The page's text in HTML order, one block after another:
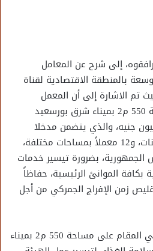
إلى شرح عن المعامل
بالمنطقة الاقتصادية لقناة
الاشارة إلى أن المعمل
الصناعي المقام على مساحة 550 م2 بميناء شرق بورسعيد
تقدر بنحو 38.250 مليون جنيه، والذي يتضمن مدخلا
خدميا، ومنطقة استقبال عينات، و12 معملاً بمساحات مختلفة،
الجمهورية، بضرورة تيسير خدمات
الموانئ الرئيسية، حفاظاً
زمن الإفراج الجمركي من أجل
بينما المعمل الغذائي/ الزراعي المقام على مساحة 550 م2 بميناء